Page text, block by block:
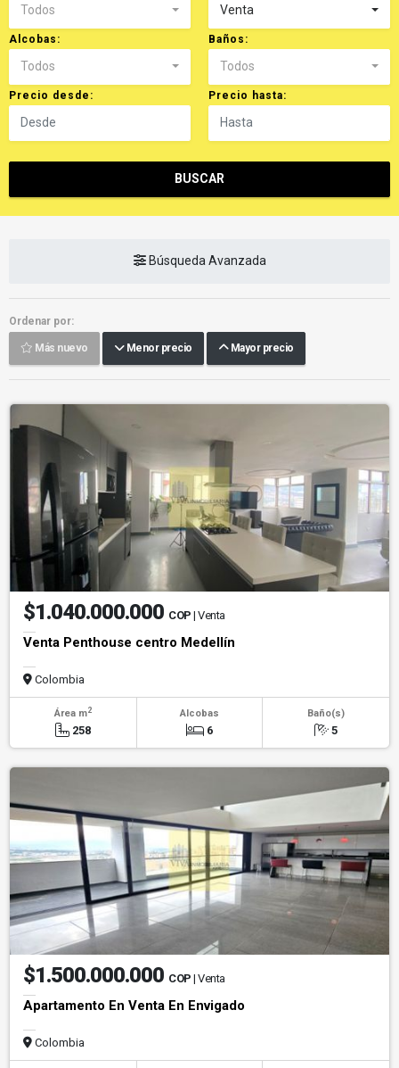
Todos Venta
Alcobas:
Todos
Baños:
Todos
Precio desde: Precio hasta:
BUSCAR
Búsqueda Avanzada
Ordenar por:
Más nuevo Menor precio Mayor precio
$1.040.000.000 COP | Venta
Venta Penthouse centro Medellín
Colombia
Área m2
258
Alcobas
6
Baño(s)
5
$1.500.000.000 COP | Venta
Apartamento En Venta En Envigado
Colombia